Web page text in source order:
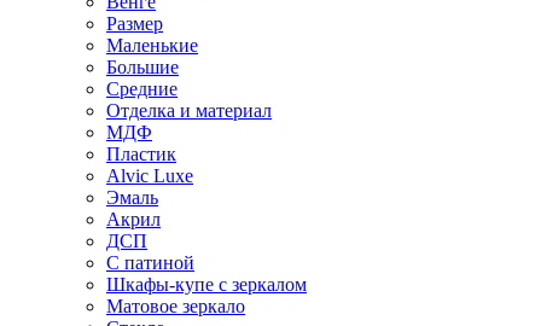
Размер
Маленькие
Большие
Средние
Отделка и материал
МДФ
Пластик
Alvic Luxe
Эмаль
Акрил
ДСП
С патиной
Шкафы-купе с зеркалом
Матовое зеркало